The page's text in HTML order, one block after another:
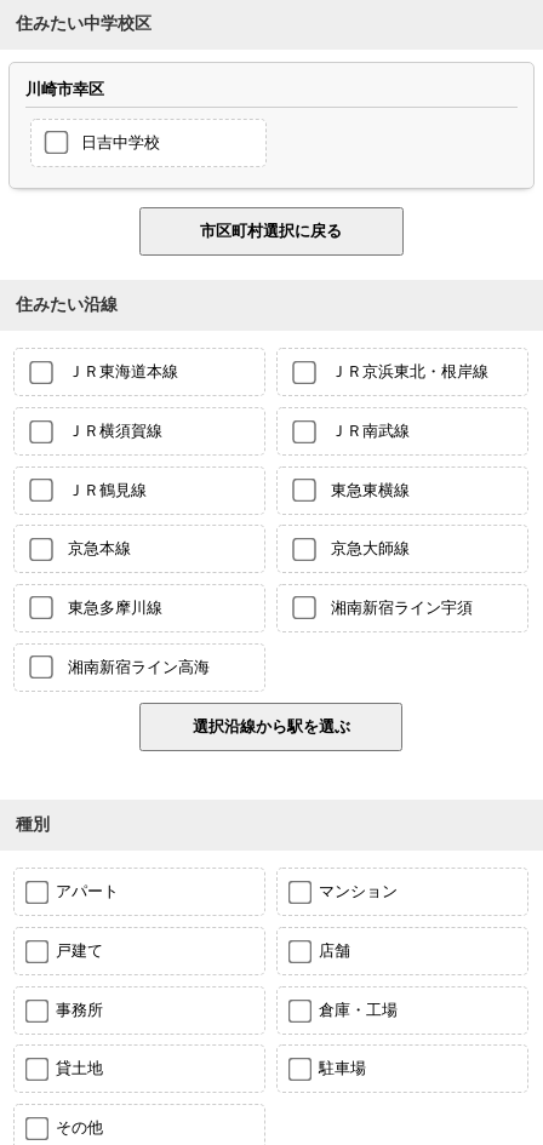
住みたい中学校区
川崎市幸区
日吉中学校
住みたい沿線
ＪＲ東海道本線 ＪＲ京浜東北・根岸線
ＪＲ横須賀線 ＪＲ南武線
ＪＲ鶴見線 東急東横線
京急本線 京急大師線
東急多摩川線 湘南新宿ライン宇須
湘南新宿ライン高海
種別
アパート マンション
戸建て 店舗
事務所 倉庫・工場
貸土地 駐車場
その他